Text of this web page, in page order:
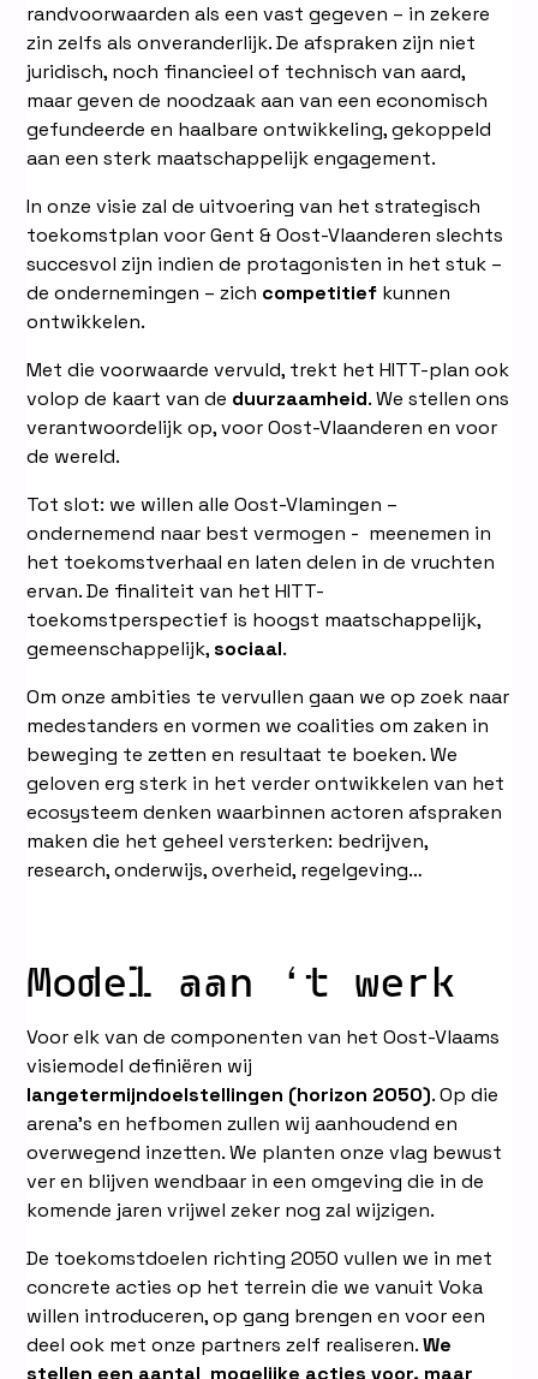
randvoorwaarden als een vast gegeven – in zekere
zin zelfs als onveranderlijk. De afspraken zijn niet
juridisch, noch financieel of technisch van aard,
maar geven de noodzaak aan van een economisch
gefundeerde en haalbare ontwikkeling, gekoppeld
aan een sterk maatschappelijk engagement.
In onze visie zal de uitvoering van het strategisch
toekomstplan voor Gent & Oost-Vlaanderen slechts
succesvol zijn indien de protagonisten in het stuk –
de ondernemingen – zich competitief kunnen
ontwikkelen.
Met die voorwaarde vervuld, trekt het HITT-plan ook
volop de kaart van de duurzaamheid. We stellen ons
verantwoordelijk op, voor Oost-Vlaanderen en voor
de wereld.
Tot slot: we willen alle Oost-Vlamingen –
ondernemend naar best vermogen - meenemen in
het toekomstverhaal en laten delen in de vruchten
ervan. De finaliteit van het HITT-
toekomstperspectief is hoogst maatschappelijk,
gemeenschappelijk,sociaal.
Om onze ambities te vervullen gaan we op zoek naar
medestanders en vormen we coalities om zaken in
beweging te zetten en resultaat te boeken. We
geloven erg sterk in het verder ontwikkelen van het
ecosysteem denken waarbinnen actoren afspraken
maken die het geheel versterken: bedrijven,
research, onderwijs, overheid, regelgeving…
Model aan ‘t werk
Voor elk van de componenten van het Oost-Vlaams
visiemodel definiëren wij
langetermijndoelstellingen (horizon 2050). Op die
arena’s en hefbomen zullen wij aanhoudend en
overwegend inzetten. We planten onze vlag bewust
ver en blijven wendbaar in een omgeving die in de
komende jaren vrijwel zeker nog zal wijzigen.
De toekomstdoelen richting 2050 vullen we in met
concrete acties op het terrein die we vanuit Voka
willen introduceren, op gang brengen en voor een
deel ook met onze partners zelf realiseren.We
stellen een aantal mogelijke acties voor, maar